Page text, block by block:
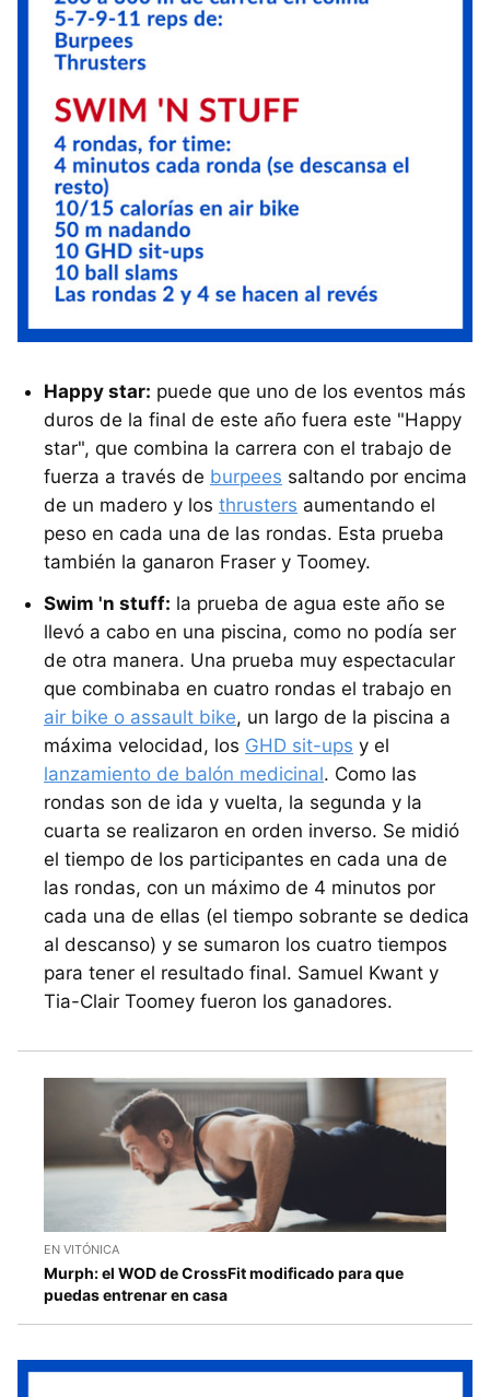
Happy star: puede que uno de los eventos más
duros de la final de este año fuera este "Happy
star", que combina la carrera con el trabajo de
fuerza a través de burpees saltando por encima
de un madero y los thrusters aumentando el
peso en cada una de las rondas. Esta prueba
también la ganaron Fraser y Toomey.
Swim 'n stuff: la prueba de agua este año se
llevó a cabo en una piscina, como no podía ser
de otra manera. Una prueba muy espectacular
que combinaba en cuatro rondas el trabajo en
air bike o assault bike, un largo de la piscina a
máxima velocidad, los GHD sit-ups y el
lanzamiento de balón medicinal. Como las
rondas son de ida y vuelta, la segunda y la
cuarta se realizaron en orden inverso. Se midió
el tiempo de los participantes en cada una de
las rondas, con un máximo de 4 minutos por
cada una de ellas (el tiempo sobrante se dedica
al descanso) y se sumaron los cuatro tiempos
para tener el resultado final. Samuel Kwant y
Tia-Clair Toomey fueron los ganadores.
EN VITÓNICA
Murph: el WOD de CrossFit modificado para que
puedas entrenar en casa